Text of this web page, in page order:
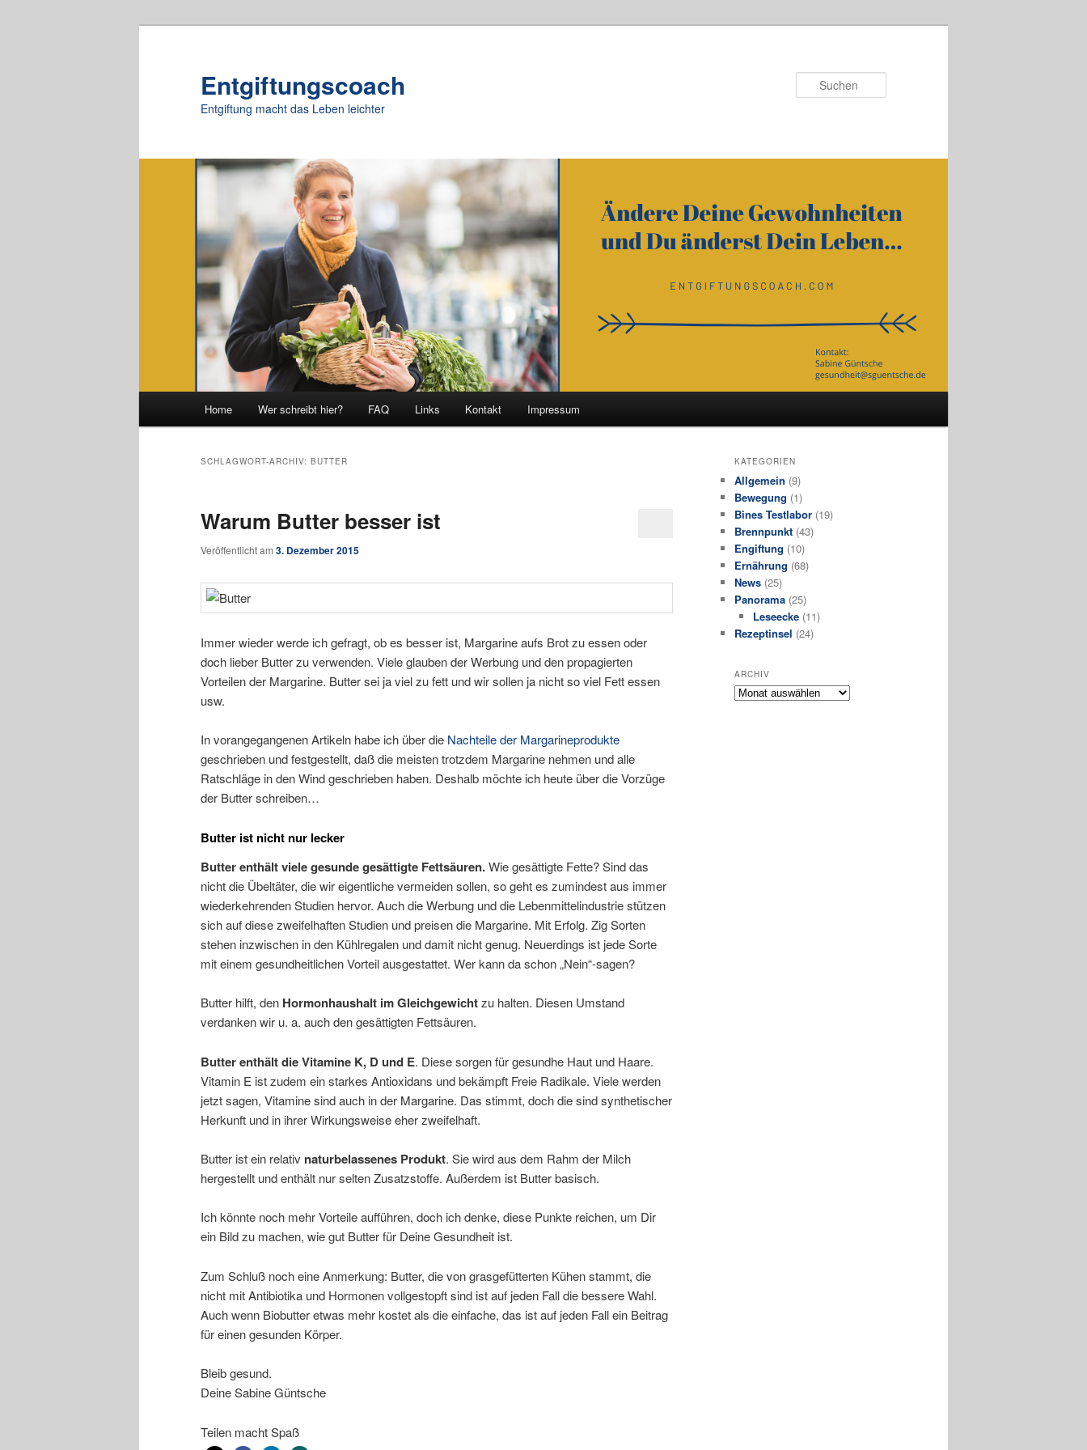
Entgiftungscoach
Entgiftung macht das Leben leichter
Home Wer schreibt hier? FAQ Links Kontakt Impressum
SCHLAGWORT-ARCHIV: BUTTER
Warum Butter besser ist
Veröffentlicht am 3. Dezember 2015
Immer wieder werde ich gefragt, ob es besser ist, Margarine aufs Brot zu essen oder
doch lieber Butter zu verwenden. Viele glauben der Werbung und den propagierten
Vorteilen der Margarine. Butter sei ja viel zu fett und wir sollen ja nicht so viel Fett essen
usw.
In vorangegangenen Artikeln habe ich über die Nachteile der Margarineprodukte
geschrieben und festgestellt, daß die meisten trotzdem Margarine nehmen und alle
Ratschläge in den Wind geschrieben haben. Deshalb möchte ich heute über die Vorzüge
der Butter schreiben…
Butter ist nicht nur lecker
Butter enthält viele gesunde gesättigte Fettsäuren.Wie gesättigte Fette? Sind das
nicht die Übeltäter, die wir eigentliche vermeiden sollen, so geht es zumindest aus immer
wiederkehrenden Studien hervor. Auch die Werbung und die Lebenmittelindustrie stützen
sich auf diese zweifelhaften Studien und preisen die Margarine. Mit Erfolg. Zig Sorten
stehen inzwischen in den Kühlregalen und damit nicht genug. Neuerdings ist jede Sorte
mit einem gesundheitlichen Vorteil ausgestattet. Wer kann da schon „Nein“-sagen?
Butter hilft, den Hormonhaushalt im Gleichgewichtzu halten. Diesen Umstand
verdanken wir u. a. auch den gesättigten Fettsäuren.
Butter enthält die Vitamine K, D und E. Diese sorgen für gesundhe Haut und Haare.
Vitamin E ist zudem ein starkes Antioxidans und bekämpft Freie Radikale. Viele werden
jetzt sagen, Vitamine sind auch in der Margarine. Das stimmt, doch die sind synthetischer
Herkunft und in ihrer Wirkungsweise eher zweifelhaft.
Butter ist ein relativ naturbelassenes Produkt. Sie wird aus dem Rahm der Milch
hergestellt und enthält nur selten Zusatzstoffe. Außerdem ist Butter basisch.
Ich könnte noch mehr Vorteile aufführen, doch ich denke, diese Punkte reichen, um Dir
ein Bild zu machen, wie gut Butter für Deine Gesundheit ist.
Zum Schluß noch eine Anmerkung: Butter, die von grasgefütterten Kühen stammt, die
nicht mit Antibiotika und Hormonen vollgestopft sind ist auf jeden Fall die bessere Wahl.
Auch wenn Biobutter etwas mehr kostet als die einfache, das ist auf jeden Fall ein Beitrag
für einen gesunden Körper.
Bleib gesund.
Deine Sabine Güntsche
Teilen macht Spaß
KATEGORIEN
Allgemein (9)
Bewegung (1)
Bines Testlabor (19)
Brennpunkt (43)
Engiftung (10)
Ernährung (68)
News (25)
Panorama (25)
Leseecke(11)
Rezeptinsel (24)
ARCHIV
Archiv